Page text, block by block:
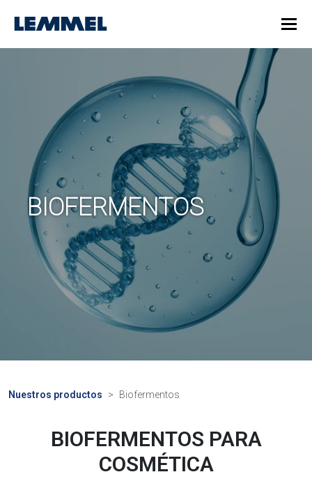
BIOFERMENTOS
Nuestros productos Biofermentos
BIOFERMENTOS PARA
COSMÉTICA